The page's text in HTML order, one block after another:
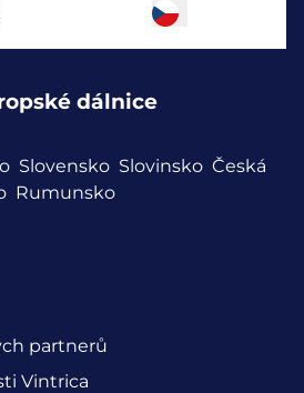
dálnice
Slovensko Slovinsko Česká
Rumunsko
partnerů
Vintrica